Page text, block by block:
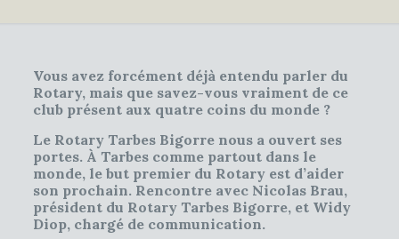
Vous avez forcément déjà entendu parler du
Rotary, mais que savez-vous vraiment de ce
club présent aux quatre coins du monde ?
Le Rotary Tarbes Bigorre nous a ouvert ses
portes. À Tarbes comme partout dans le
monde, le but premier du Rotary est d’aider
son prochain. Rencontre avec Nicolas Brau,
président du Rotary Tarbes Bigorre, et Widy
Diop, chargé de communication.